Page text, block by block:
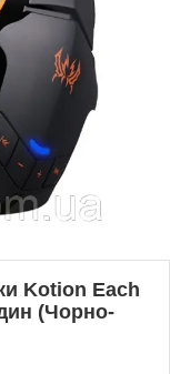
Kotion Each
(Чорно-